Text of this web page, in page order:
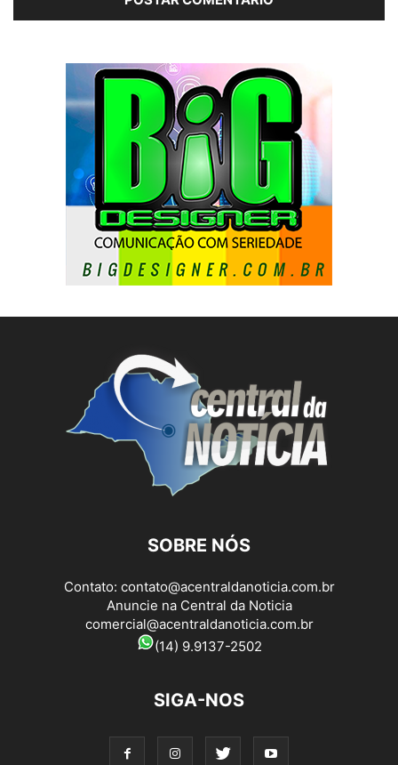
SOBRE NÓS
Contato: contato@acentraldanoticia.com.br
Anuncie na Central da Noticia
comercial@acentraldanoticia.com.br
(14) 9.9137-2502
SIGA-NOS